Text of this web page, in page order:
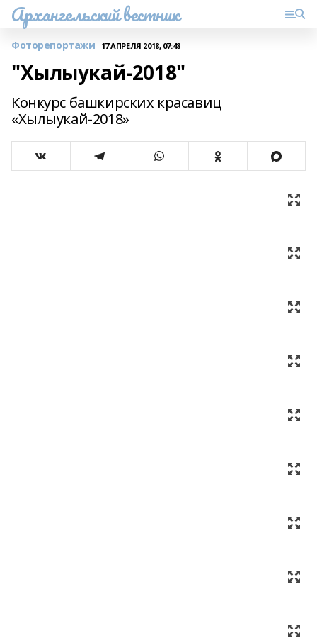
Архангельский вестник
Фоторепортажи 17 АПРЕЛЯ 2018, 07:48
"Хылыукай-2018"
Конкурс башкирских красавиц
«Хылыукай-2018»